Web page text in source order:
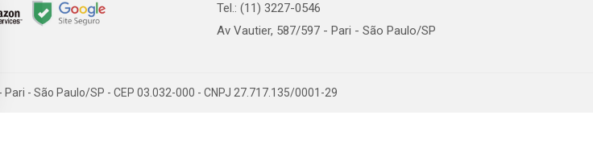
Tel.: (11) 3227-0546
Av Vautier, 587/597 - Pari - São Paulo/SP
- São Paulo/SP - CEP 03.032-000 - CNPJ 27.717.135/0001-29